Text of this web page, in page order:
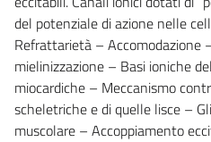
del potenziale di azione nelle
Refrattarietà – Accomodazione
mielinizzazione – Basi ioniche
miocardiche – Meccanismo
scheletriche e di quelle lisce –
muscolare – Accoppiamento